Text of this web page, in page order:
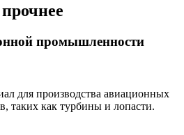
прочнее
промышленности
для производства авиационных
таких как турбины и лопасти.